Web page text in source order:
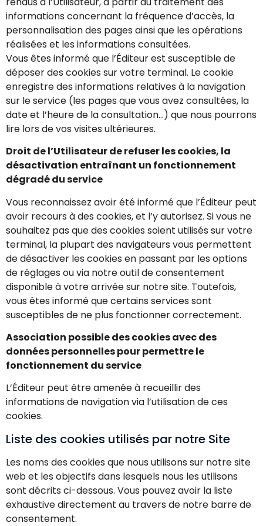
informations concernant la fréquence d’accès, la
personnalisation des pages ainsi que les opérations
réalisées et les informations consultées.
Vous êtes informé que l’Éditeur est susceptible de
déposer des cookies sur votre terminal. Le cookie
enregistre des informations relatives à la navigation
sur le service (les pages que vous avez consultées, la
date et l’heure de la consultation…) que nous pourrons
lire lors de vos visites ultérieures.
Droit de l’Utilisateur de refuser les cookies, la
désactivation entraînant un fonctionnement
dégradé du service
Vous reconnaissez avoir été informé que l’Éditeur peut
avoir recours à des cookies, et l’y autorisez. Si vous ne
souhaitez pas que des cookies soient utilisés sur votre
terminal, la plupart des navigateurs vous permettent
de désactiver les cookies en passant par les options
de réglages ou via notre outil de consentement
disponible à votre arrivée sur notre site. Toutefois,
vous êtes informé que certains services sont
susceptibles de ne plus fonctionner correctement.
Association possible des cookies avec des
données personnelles pour permettre le
fonctionnement du service
L’Éditeur peut être amenée à recueillir des
informations de navigation via l’utilisation de ces
cookies.
Liste des cookies utilisés par notre Site
Les noms des cookies que nous utilisons sur notre site
web et les objectifs dans lesquels nous les utilisons
sont décrits ci-dessous. Vous pouvez avoir la liste
exhaustive directement au travers de notre barre de
consentement.